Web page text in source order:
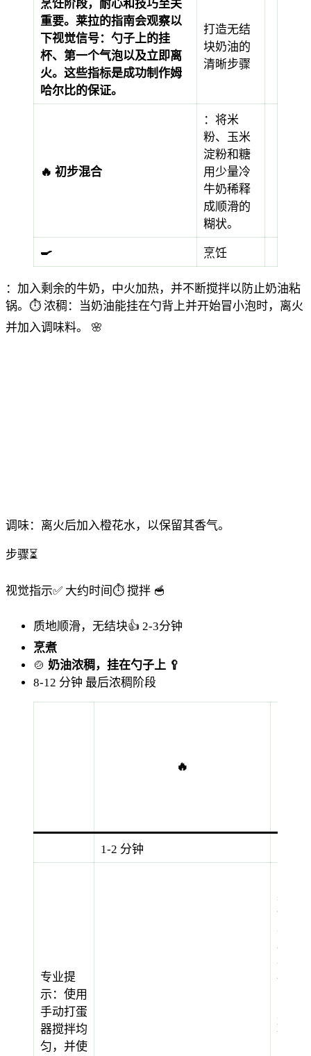
烹饪阶段，耐心和技巧至关
重要。莱拉的指南会观察以
下视觉信号：勺子上的挂
杯、第一个气泡以及立即离
火。这些指标是成功制作姆
哈尔比的保证。
打造无结
块奶油的
清晰步骤
🔥 初步混合
：将米
粉、玉米
淀粉和糖
用少量冷
牛奶稀释
成顺滑的
糊状。
🍳 烹饪
：加入剩余的牛奶，中火加热，并不断搅拌以防止奶油粘
锅。⏱️ 浓稠：当奶油能挂在勺背上并开始冒小泡时，离火
并加入调味料。 🌸
调味：离火后加入橙花水，以保留其香气。
步骤⏳
视觉指示✅ 大约时间⏱️ 搅拌 🥣
质地顺滑，无结块👍 2-3分钟
烹煮
🍲 奶油浓稠，挂在勺子上 🥄
8-12 分钟 最后浓稠阶段
🔥
1-2 分钟
专业提
示：使用
手动打蛋
器搅拌均
匀，并使
案
例：
在
年的
一次
Leïla